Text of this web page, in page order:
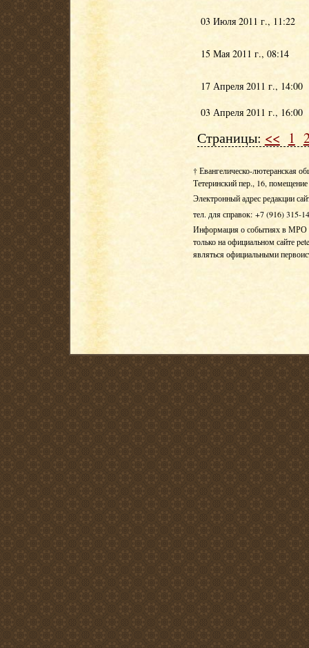
03 Июля 2011 г., 11:22
15 Мая 2011 г., 08:14
17 Апреля 2011 г., 14:00
03 Апреля 2011 г., 16:00
Страницы: << 1
† Евангелическо-лютеранская
Тетеринский пер., 16,
Электронный адрес редакции
тел. для справок: +7 (916) 315-
Информация о событиях в МРО
только на официальном сайте
являться официальными